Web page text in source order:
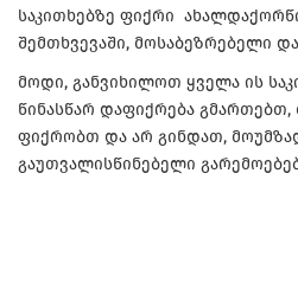
საკითხებზე ფიქრი
შემთხვევაში, მოსაბეზრებელი
მოდი, განვიხილოთ ყველა ის
წინასწარ დაფიქრება გმართებთ,
ფიქრობთ და არ გინდათ,
გაუთვალისწინებელი